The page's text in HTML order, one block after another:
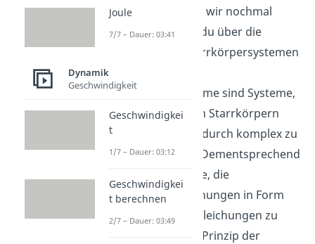
Zu Beginn fassen wir nochmal
zusammen, was du über die
Dynamik von Starrkörpersystemen
Starrkörpersysteme sind Systeme,
die aus mehreren Starrkörpern
bestehen und dadurch komplex zu
berechnen sind. Dementsprechend
gibt es zwei Wege, die
Bewegungsgleichungen in Form
von Differenzialgleichungen zu
bestimmen: Das Prinzip der
Joule
7/7 – Dauer: 03:41
Dynamik
Geschwindigkeit
Geschwindigkei
t
1/7 – Dauer: 03:12
Geschwindigkei
t berechnen
2/7 – Dauer: 03:49